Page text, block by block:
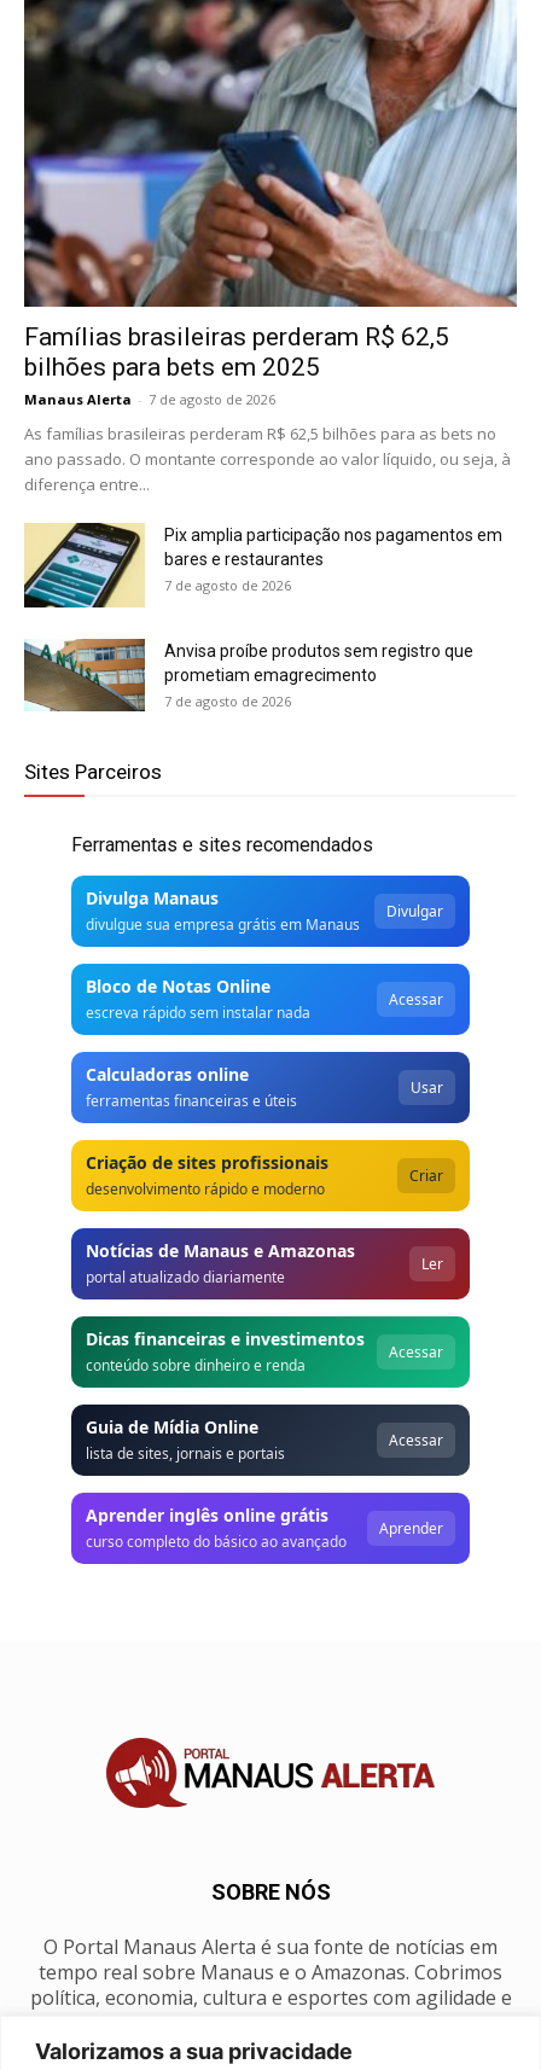
Valorizamos a sua privacidade
Famílias brasileiras perderam R$ 62,5
bilhões para bets em 2025
Manaus Alerta - 7 de agosto de 2026
As famílias brasileiras perderam R$ 62,5 bilhões para as bets no
ano passado. O montante corresponde ao valor líquido, ou seja, à
diferença entre...
Pix amplia participação nos pagamentos em
bares e restaurantes
7 de agosto de 2026
Anvisa proíbe produtos sem registro que
prometiam emagrecimento
7 de agosto de 2026
Sites Parceiros
Ferramentas e sites recomendados
Divulga Manaus
divulgue sua empresa grátis em Manaus
Divulgar
Bloco de Notas Online
escreva rápido sem instalar nada
Acessar
Calculadoras online
ferramentas financeiras e úteis
Usar
Criação de sites profissionais
desenvolvimento rápido e moderno
Criar
Notícias de Manaus e Amazonas
portal atualizado diariamente
Ler
Dicas financeiras e investimentos
conteúdo sobre dinheiro e renda
Acessar
Guia de Mídia Online
lista de sites, jornais e portais
Acessar
Aprender inglês online grátis
curso completo do básico ao avançado
Aprender
SOBRE NÓS
O Portal Manaus Alerta é sua fonte de notícias em
tempo real sobre Manaus e o Amazonas. Cobrimos
política, economia, cultura e esportes com agilidade e